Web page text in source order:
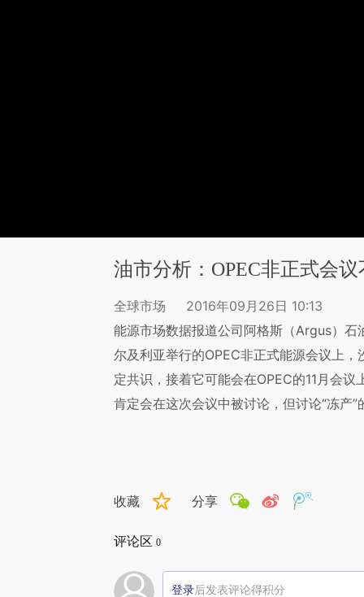
油市分析：OPEC非正式会
全球市场
2016年09月26日 10:13
能源市场数据报道公司阿格斯（Argus）
尔及利亚举行的OPEC非正式能源会议上
定共识，接着它可能会在OPEC的11月会
肯定会在这次会议中被讨论，但讨论“冻产”
收藏 分享
评论区 0
登录后发表评论得积分